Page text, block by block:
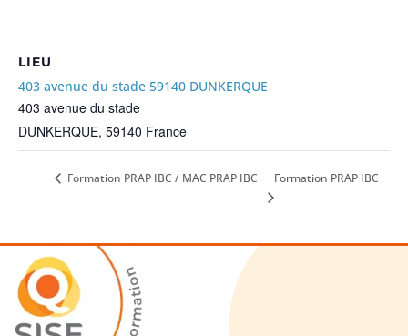
LIEU
403 avenue du stade 59140 DUNKERQUE
403 avenue du stade
DUNKERQUE, 59140 France
Formation PRAP IBC / MAC PRAP IBC Formation PRAP IBC